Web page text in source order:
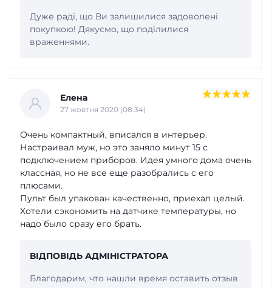
Дуже раді, що Ви залишилися задоволені
покупкою! Дякуємо, що поділилися
враженнями.
Елена
27 жовтня 2020 (08:34)
Очень компактный, вписался в интерьер.
Настраивал муж, но это заняло минут 15 с
подключением приборов. Идея умного дома очень
классная, но не все еще разобрались с его
плюсами.
Пульт был упакован качественно, приехал целый.
Хотели сэкономить на датчике температуры, но
надо было сразу его брать.
ВІДПОВІДЬ АДМІНІСТРАТОРА
Благодарим, что нашли время оставить отзыв